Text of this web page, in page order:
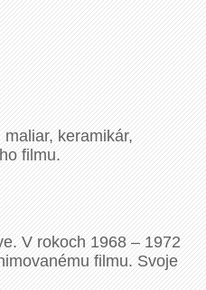
keramikár,
filmu.
V rokoch 1968 – 1972
filmu. Svoje